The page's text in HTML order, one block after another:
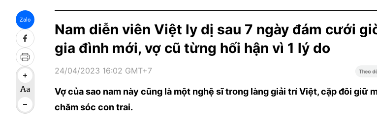
Zalo
Nam diễn viên Việt ly dị sau 7 ngày đám cưới
gia đình mới, vợ cũ từng hối hận vì 1 lý do
24/04/2023 16:02 GMT+7
Vợ của sao nam này cũng là một nghệ sĩ trong làng giải trí Việt, cặp đôi giữ
chăm sóc con trai.